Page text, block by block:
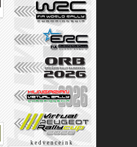
k e d v e n c e i n k